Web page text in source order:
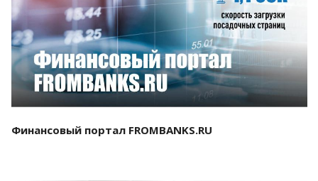
Смотреть проект
Финансовый портал FROMBANKS.RU